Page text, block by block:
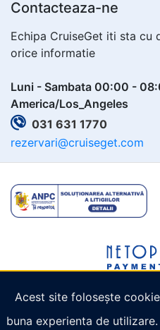
Acest site folosește
buna experienta de utilizare.
Contacteaza-ne
Echipa CruiseGet iti sta cu
orice informatie
Luni - Sambata 00:00 -
America/Los_Angeles
031 631 1770
rezervari@cruiseget.com
Copyright © 2026